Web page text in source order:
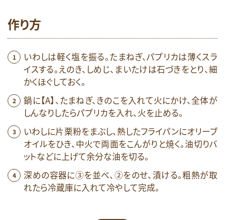
作り方
いわしは軽く塩を振る。たまねぎ、パプリカは薄くスラ
イスする。えのき、しめじ、まいたけは石づきをとり、細
かくほぐしておく。
鍋に【A】、たまねぎ、きのこを入れて火にかけ、全体が
しんなりしたらパプリカを入れ、火を止める。
いわしに片栗粉をまぶし、熱したフライパンにオリーブ
オイルをひき、中火で両面をこんがりと焼く。油切りバ
ットなどに上げて余分な油を切る。
深めの容器に③を並べ、②をのせ、漬ける。粗熱が取
れたら冷蔵庫に入れて冷やして完成。